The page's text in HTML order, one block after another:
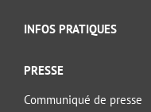
INFOS PRATIQUES
PRESSE
Communiqué de presse